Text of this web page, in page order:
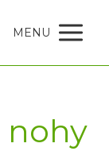
MENU
nohy